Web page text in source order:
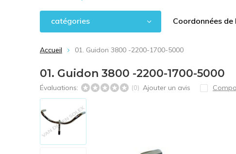
catégories Coordonnées
Accueil 01. Guidon 3800 -2200-1700-5000
01. Guidon 3800 -2200-1700-5000
Évaluations: (0) Ajouter un avis